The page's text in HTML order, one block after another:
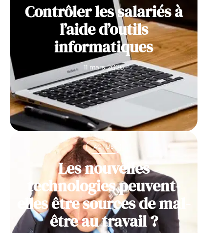
Contrôler les salariés à
l’aide d’outils
informatiques
11 mars 2026
ACTUS
Les nouvelles
technologies peuvent-
elles être sources de mal-
être au travail ?